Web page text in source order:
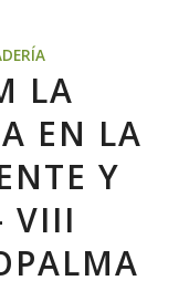
LA
EN LA
Y
VIII